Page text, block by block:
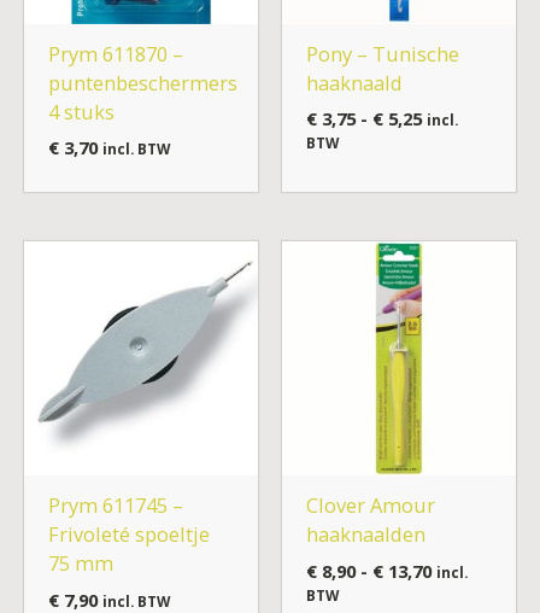
Prym 611870 –
puntenbeschermers
4 stuks
€3,70 incl. BTW
Pony – Tunische
haaknaald
€3,75 - €5,25 incl.
BTW
Prym 611745 –
Frivoleté spoeltje
75 mm
€7,90 incl. BTW
Clover Amour
haaknaalden
€8,90 - €13,70 incl.
BTW